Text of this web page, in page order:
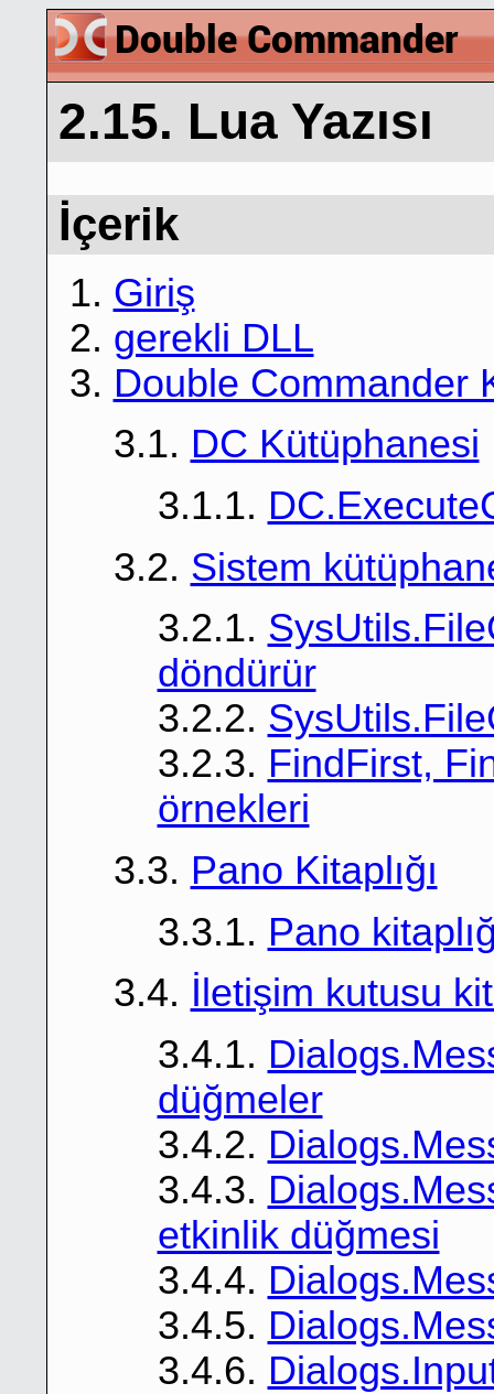
2.15. Lua Yazısı
İçerik
1. Giriş
2. gerekli DLL
3. Double Commander
3.1. DC Kütüphanesi
3.1.1.
3.2. Sistem
3.2.1.
döndürür
3.2.2.
3.2.3. FindFirst,
örnekleri
3.3. Pano Kitaplığı
3.3.1. Pano
3.4. İletişim kutusu
3.4.1.
düğmeler
3.4.2.
3.4.3.
etkinlik düğmesi
3.4.4.
3.4.5.
3.4.6.